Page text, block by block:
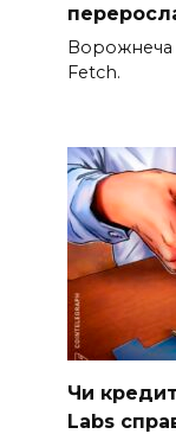
Ворожнеча
Fetch.
Чи
Labs